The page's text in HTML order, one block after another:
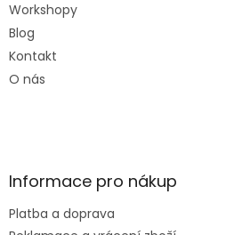
Workshopy
Blog
Kontakt
O nás
Informace pro nákup
Platba a doprava